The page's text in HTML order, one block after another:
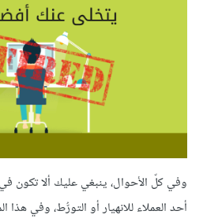
وفي كلّ الأحوال، ينبغي عليك ألا
أحد العملاء للانهيار أو التورُّط، وفي